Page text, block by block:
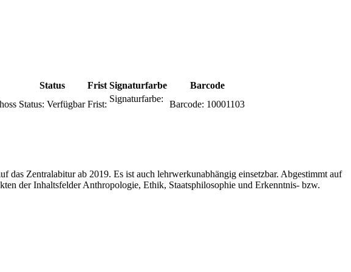
Status Frist Signaturfarbe
Barcode
Status: Verfügbar Frist:
Signaturfarbe:
Barcode: 10001103
Zentralabitur ab 2019. Es ist auch lehrwerkunabhängig einsetzbar. Abgestimmt auf
der Inhaltsfelder Anthropologie, Ethik, Staatsphilosophie und Erkenntnis- bzw.